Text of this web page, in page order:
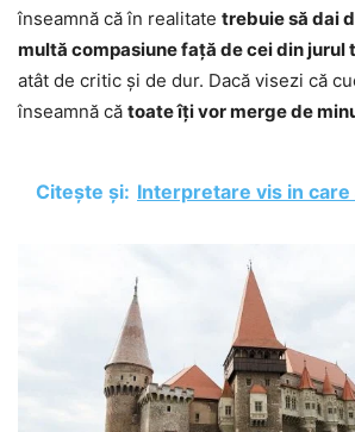
înseamnă că în realitate trebuie să dai
multă compasiune față de cei din jurul
atât de critic și de dur. Dacă visezi că
înseamnă că toate îți vor merge de
Citește și: Interpretare vis in care